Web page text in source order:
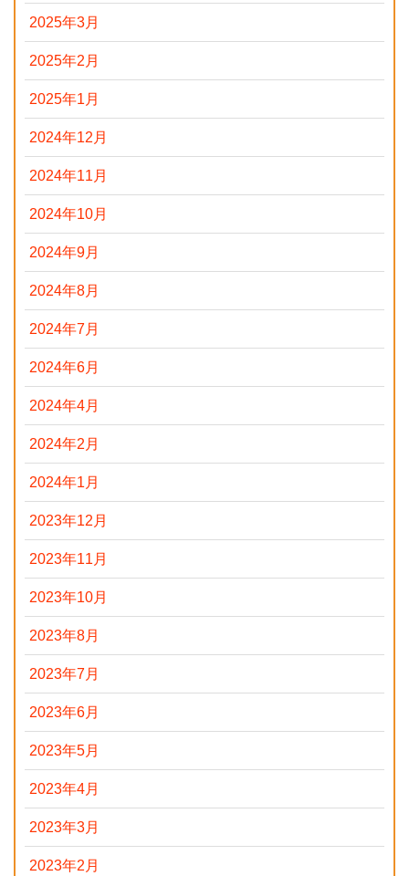
2025年3月
2025年2月
2025年1月
2024年12月
2024年11月
2024年10月
2024年9月
2024年8月
2024年7月
2024年6月
2024年4月
2024年2月
2024年1月
2023年12月
2023年11月
2023年10月
2023年8月
2023年7月
2023年6月
2023年5月
2023年4月
2023年3月
2023年2月